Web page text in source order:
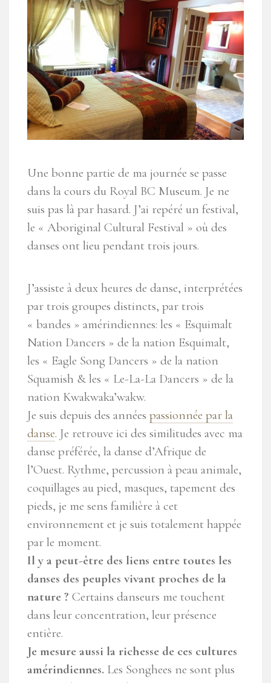
Une bonne partie de ma journée se passe
dans la cours du Royal BC Museum. Je ne
suis pas là par hasard. J’ai repéré un festival,
le « Aboriginal Cultural Festival » où des
danses ont lieu pendant trois jours.
J’assiste à deux heures de danse, interprétées
par trois groupes distincts, par trois
« bandes » amérindiennes: les « Esquimalt
Nation Dancers » de la nation Esquimalt,
les « Eagle Song Dancers » de la nation
Squamish & les « Le-La-La Dancers » de la
nation Kwakwaka’wakw.
Je suis depuis des années passionnée par la
danse. Je retrouve ici des similitudes avec ma
danse préférée, la danse d’Afrique de
l’Ouest. Rythme, percussion à peau animale,
coquillages au pied, masques, tapement des
pieds, je me sens familière à cet
environnement et je suis totalement happée
par le moment.
Il y a peut-être des liens entre toutes les
danses des peuples vivant proches de la
nature ? Certains danseurs me touchent
dans leur concentration, leur présence
entière.
Je mesure aussi la richesse de ces cultures
amérindiennes. Les Songhees ne sont plus